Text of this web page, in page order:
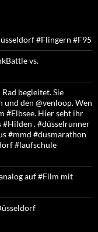
#Flingern #F95
vs.
begleitet. Sie
den @venloop. Wen
#Elbsee. Hier seht ihr
#Hilden . #düsselrunner
#mmd #dusmarathon
#laufschule
auf #Film mit